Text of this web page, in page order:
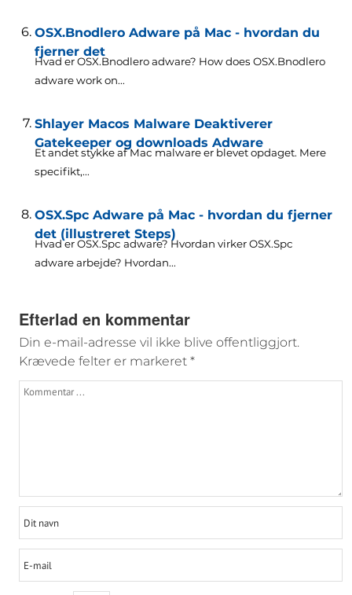
OSX.Bnodlero Adware på Mac - hvordan du
fjerner det
Hvad er OSX.Bnodlero adware? How does OSX.Bnodlero
adware work on...
Shlayer Macos Malware Deaktiverer
Gatekeeper og downloads Adware
Et andet stykke af Mac malware er blevet opdaget. Mere
specifikt,...
OSX.Spc Adware på Mac - hvordan du fjerner
det (illustreret Steps)
Hvad er OSX.Spc adware? Hvordan virker OSX.Spc
adware arbejde? Hvordan...
Efterlad en kommentar
Din e-mail-adresse vil ikke blive offentliggjort.
Krævede felter er markeret *